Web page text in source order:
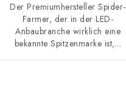
Der Premiumhersteller Spider-
Farmer, der in der LED-
Anbaubranche wirklich eine
bekannte Spitzenmarke ist,...